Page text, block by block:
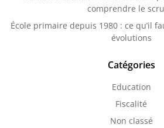
comprendre le
École primaire depuis 1980 : ce qu’il
évolutions
Catégories
Education
Fiscalité
Non classé